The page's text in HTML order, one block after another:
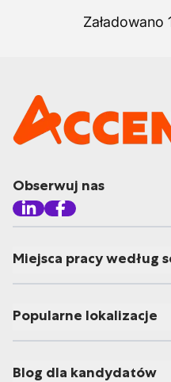
Załadowano
Obserwuj nas
Miejsca pracy według
Popularne lokalizacje
Blog dla kandydatów